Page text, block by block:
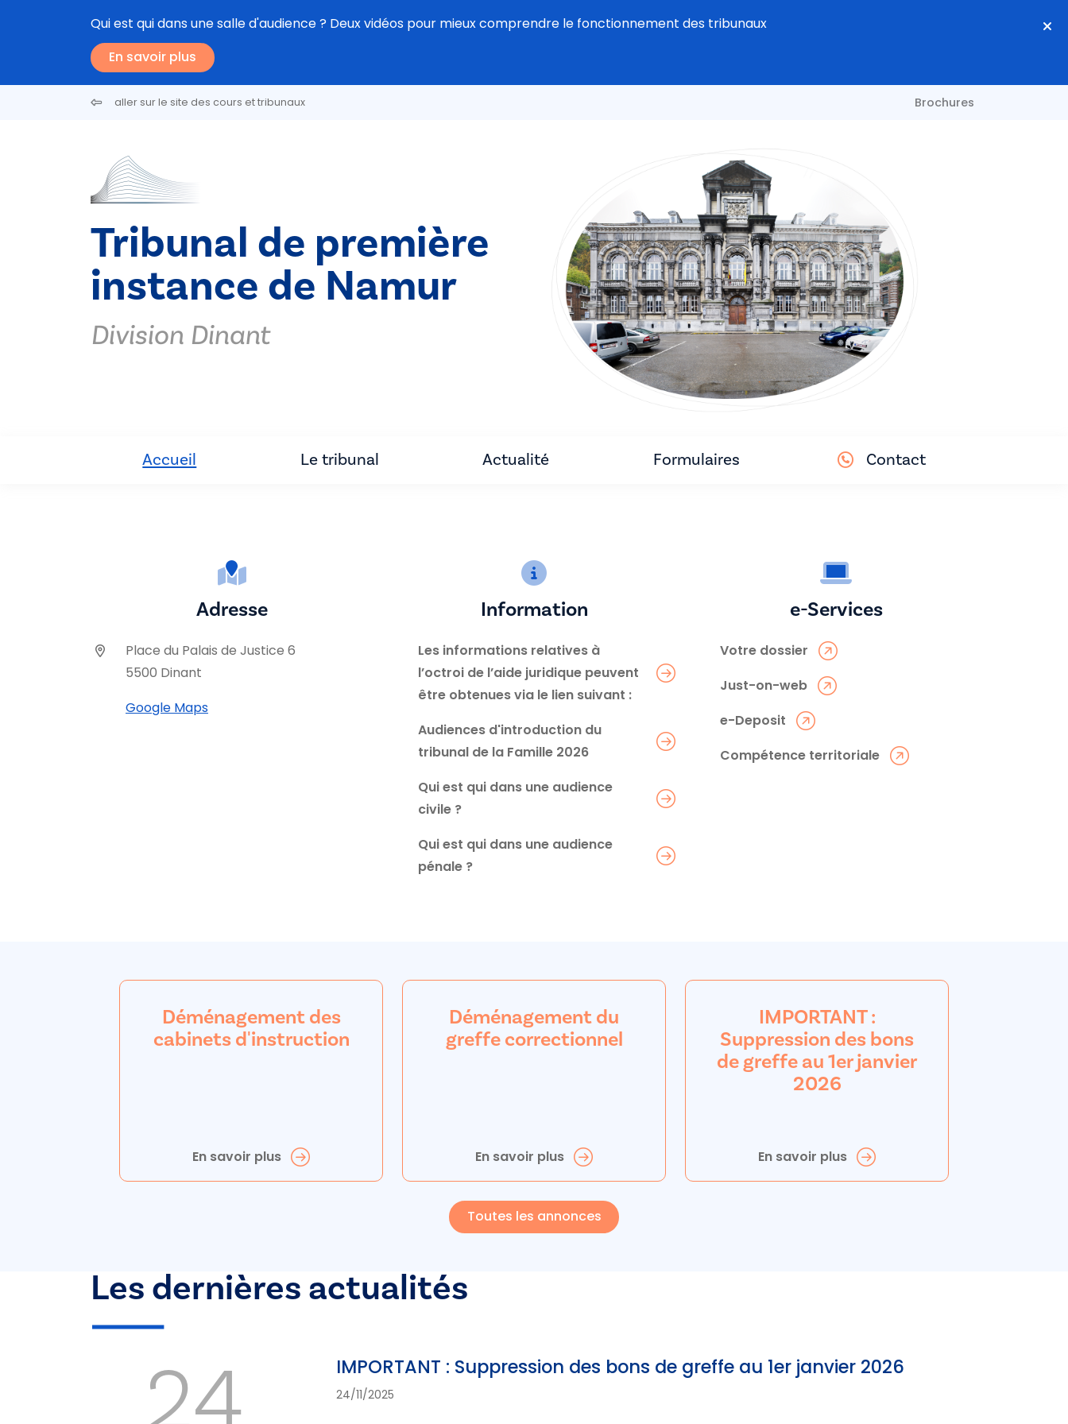
Qui est qui dans une salle d'audience ? Deux vidéos pour mieux comprendre le fonctionnement des tribunaux
En savoir plus
aller sur le site des cours et tribunaux Brochures
Tribunal de première
instance de Namur
Division Dinant
Accueil Le tribunal Actualité Formulaires Contact
Adresse
Place du Palais de Justice 6
5500 Dinant
Google Maps
Information
Les informations relatives à
l’octroi de l’aide juridique peuvent
être obtenues via le lien suivant :
Audiences d'introduction du
tribunal de la Famille 2026
Qui est qui dans une audience
civile ?
Qui est qui dans une audience
pénale ?
e-Services
Votre dossier
Just-on-web
e-Deposit
Compétence territoriale
Déménagement des
cabinets d'instruction
En savoir plus
Déménagement du
greffe correctionnel
En savoir plus
IMPORTANT :
Suppression des bons
de greffe au 1er janvier
2026
En savoir plus
Toutes les annonces
Les dernières actualités
IMPORTANT : Suppression des bons de greffe au 1er janvier 2026
24/11/2025